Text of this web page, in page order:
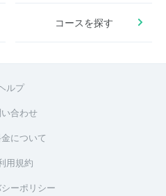
コースを探す
ルプ
合わせ
について
用規約
ーポリシー